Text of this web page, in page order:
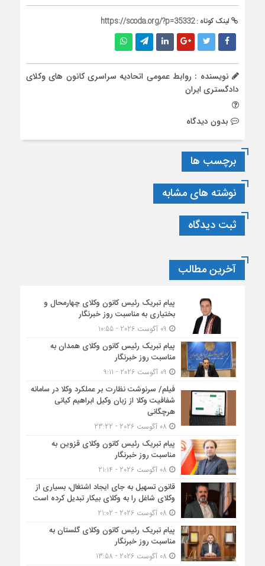
لینک کوتاه :https://scoda.org/?p=35332
نویسنده : روابط عمومی اتحادیه سراسری کانون های وکلای
دادگستری ایران
بدون دیدگاه
برچسب ها
نوشته های مشابه
ثبت دیدگاه
آخرین مطالب
پیام تبریک رئیس کانون وکلای چهارمحال و
بختیاری به مناسبت روز خبرنگار
پیام تبریک رئیس کانون وکلای همدان به
مناسبت روز خبرنگار
فیلم/ سرنوشت نظارت بر عملکرد وکلا در سامانه
شفافیت وکلا از زبان وکیل ابراهیم کیانی
هرچگانی
پیام تبریک رئیس کانون وکلای قزوین به
مناسبت روز خبرنگار
قانون تسهیل به جای ایجاد اشتغال، بسیاری از
وکلای شاغل را به وکلای بیکار تبدیل کرده است
پیام تبریک رئیس کانون وکلای گلستان به
مناسبت روز خبرنگار